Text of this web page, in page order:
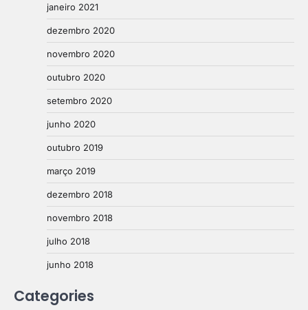
janeiro 2021
dezembro 2020
novembro 2020
outubro 2020
setembro 2020
junho 2020
outubro 2019
março 2019
dezembro 2018
novembro 2018
julho 2018
junho 2018
Categories